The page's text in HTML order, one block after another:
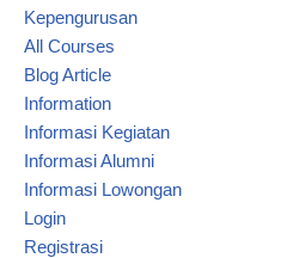
Kepengurusan
All Courses
Blog Article
Information
Informasi Kegiatan
Informasi Alumni
Informasi Lowongan
Login
Registrasi